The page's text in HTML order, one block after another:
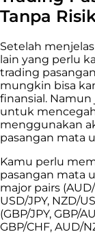
Tanpa
Setelah
lain yang perlu
trading
mungkin bisa
finansial.
untuk
menggunakan
pasangan mata
Kamu perlu
pasangan mata
major pairs
USD/JPY, NZD/
(GBP/JPY, GBP/
GBP/CHF, AUD/